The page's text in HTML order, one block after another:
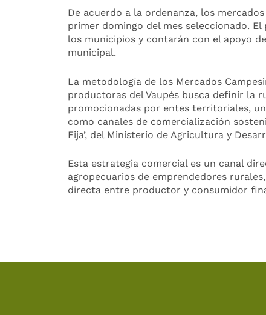
De acuerdo a la ordenanza, los
primer domingo del mes seleccionado.
los municipios y contarán con el apoyo
municipal.
La metodología de los Mercados
productoras del Vaupés busca definir la
promocionadas por entes territoriales,
como canales de comercialización
Fija’, del Ministerio de Agricultura y
Esta estrategia comercial es un canal
agropecuarios de emprendedores
directa entre productor y consumidor